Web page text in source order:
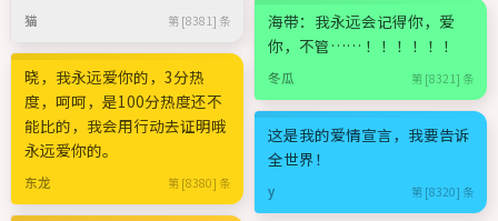
猫 第 [8381] 条
晓，我永远爱你的，3分热
度，呵呵，是100分热度还不
能比的，我会用行动去证明哦
永远爱你的。
东龙 第 [8380] 条
海带：我永远会记得你，爱
你，不管…… ！！！！！！
冬瓜 第 [8321] 条
这是我的爱情宣言，我要告诉
全世界！
y 第 [8320] 条